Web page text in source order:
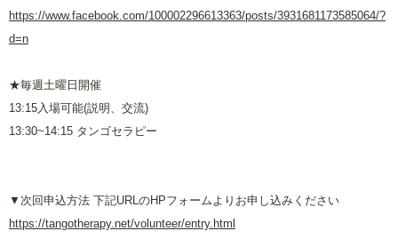
https://www.facebook.com/100002296613363/posts/3931681173585064/?
d=n
★毎週土曜日開催
13:15入場可能(説明、交流)
13:30~14:15 タンゴセラピー
▼次回申込方法 下記URLのHPフォームよりお申し込みください
https://tangotherapy.net/volunteer/entry.html